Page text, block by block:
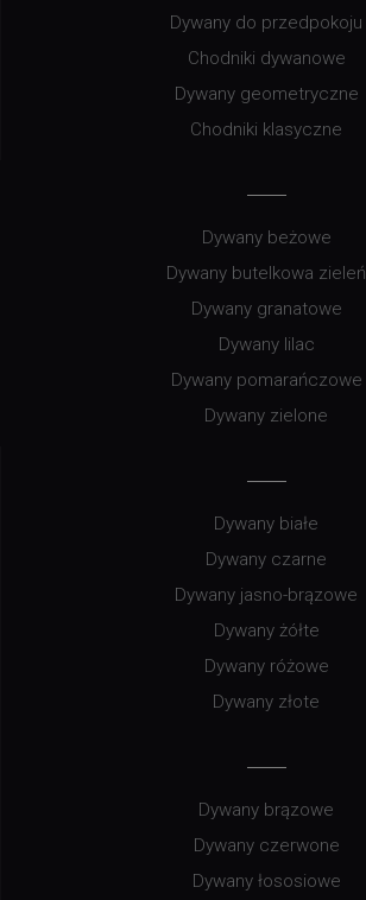
Dywany do przedpokoju
Chodniki dywanowe
Dywany geometryczne
Chodniki klasyczne
Dywany beżowe
Dywany butelkowa zieleń
Dywany granatowe
Dywany lilac
Dywany pomarańczowe
Dywany zielone
Dywany białe
Dywany czarne
Dywany jasno-brązowe
Dywany żółte
Dywany różowe
Dywany złote
Dywany brązowe
Dywany czerwone
Dywany łososiowe